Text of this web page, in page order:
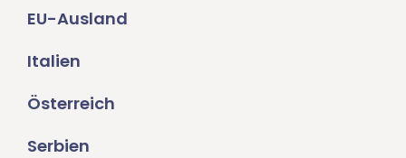
EU-Ausland
Italien
Österreich
Serbien